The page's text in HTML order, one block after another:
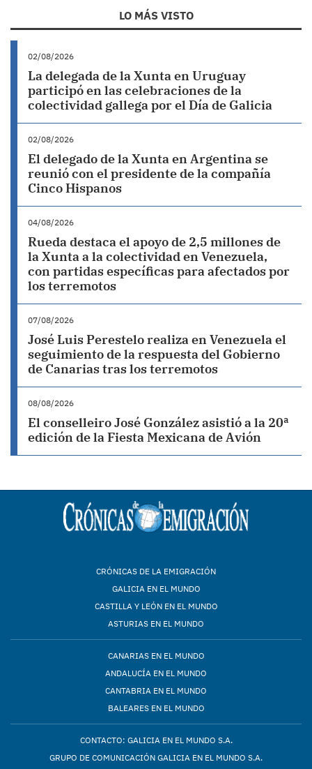
LO MÁS VISTO
02/08/2026
La delegada de la Xunta en Uruguay
participó en las celebraciones de la
colectividad gallega por el Día de Galicia
02/08/2026
El delegado de la Xunta en Argentina se
reunió con el presidente de la compañía
Cinco Hispanos
04/08/2026
Rueda destaca el apoyo de 2,5 millones de
la Xunta a la colectividad en Venezuela,
con partidas específicas para afectados por
los terremotos
07/08/2026
José Luis Perestelo realiza en Venezuela el
seguimiento de la respuesta del Gobierno
de Canarias tras los terremotos
08/08/2026
El conselleiro José González asistió a la 20ª
edición de la Fiesta Mexicana de Avión
CRÓNICAS DE LA EMIGRACIÓN
GALICIA EN EL MUNDO
CASTILLA Y LEÓN EN EL MUNDO
ASTURIAS EN EL MUNDO
CANARIAS EN EL MUNDO
ANDALUCÍA EN EL MUNDO
CANTABRIA EN EL MUNDO
BALEARES EN EL MUNDO
CONTACTO: GALICIA EN EL MUNDO S.A.
GRUPO DE COMUNICACIÓN GALICIA EN EL MUNDO S.A.